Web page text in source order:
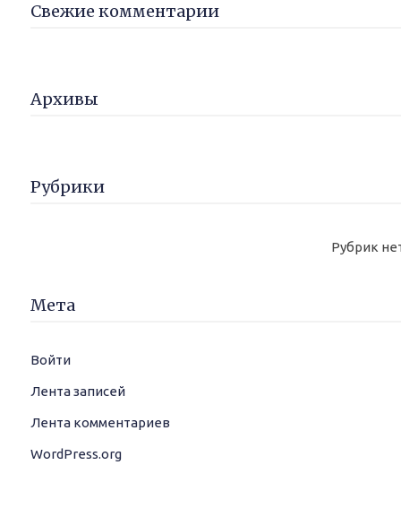
Свежие комментарии
Архивы
Рубрики
Рубрик
Мета
Войти
Лента записей
Лента комментариев
WordPress.org